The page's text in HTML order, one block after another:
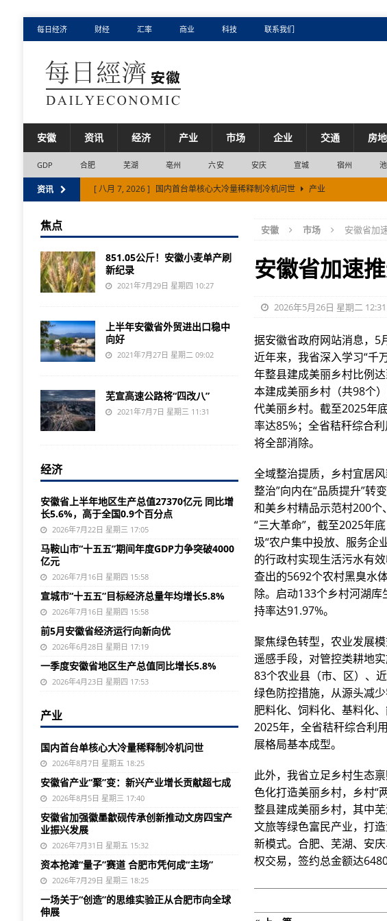
每日经济 财经 汇率 商业 科技 联系我们
安徽 资讯 经济 产业 市场 企业 交通 房
GDP 合肥 芜湖 亳州 六安 安庆 宣城 宿州
资讯 [ 八月 7, 2026 ] 国内首台单核心大冷量稀释制冷机问世
产业
[ 八月 4, 2026 ] 目前安徽省电网运行平稳电力供需总体平衡 市场
安徽 市场 安徽省加
安徽省加速
2026年5月26日 星期二 12:31
据安徽省政府网站消息，5
近年来，我省深入学习“千
年整县建成美丽乡村比例
本建成美丽乡村（共98个
代美丽乡村。截至2025年
率达85%；全省秸秆综合
将全部消除。
全域整治提质，乡村宜居
整治”向内在“品质提升”转
和美乡村精品示范村200
“三大革命”，截至2025年
圾“农户集中投放、服务企
的行政村实现生活污水有
查出的5692个农村黑臭水
除。启动133个乡村河湖
持率达91.97%。
聚焦绿色转型，农业发展
遥感手段，对管控类耕地
83个农业县（市、区）、
绿色防控措施，从源头减
肥料化、饲料化、基料化
2025年，全省秸秆综合利
展格局基本成型。
此外，我省立足乡村生态
色化打造美丽乡村，乡村“
整县建成美丽乡村，其中
文旅等绿色富民产业，打
新模式。合肥、芜湖、安
权交易，签约总金额达
焦点
851.05公斤！安徽小麦单产刷
新纪录
2021年7月29日 星期四 10:27
上半年安徽省外贸进出口稳中
向好
2021年7月27日 星期二 09:02
芜宣高速公路将“四改八”
2021年7月7日 星期三 11:31
经济
安徽省上半年地区生产总值27370亿元 同比增
长5.6%，高于全国0.9个百分点
2026年7月22日 星期三 17:05
马鞍山市“十五五”期间年度GDP力争突破4000
亿元
2026年7月16日 星期四 15:58
宣城市“十五五”目标经济总量年均增长5.8%
2026年7月16日 星期四 15:58
前5月安徽省经济运行向新向优
2026年6月28日 星期日 17:19
一季度安徽省地区生产总值同比增长5.8%
2026年4月23日 星期四 17:53
产业
国内首台单核心大冷量稀释制冷机问世
2026年8月7日 星期五 18:25
安徽省产业“聚”变：新兴产业增长贡献超七成
2026年8月5日 星期三 17:40
安徽省加强徽墨歙砚传承创新推动文房四宝产
业振兴发展
2026年7月31日 星期五 15:32
资本抢滩“量子”赛道 合肥市凭何成“主场”
2026年7月29日 星期三 18:25
一场关于“创造”的思维实验正从合肥市向全球
伸展